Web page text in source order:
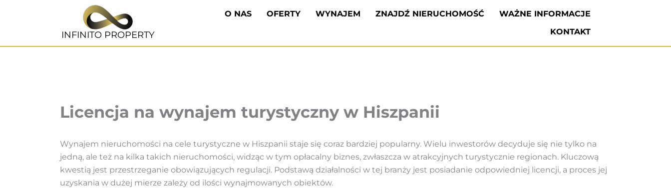
INFINITO PROPERTY
O NAS OFERTY WYNAJEM ZNAJDŹ NIERUCHOMOŚĆ
WAŻNE INFORMACJE
KONTAKT
Licencja na wynajem turystyczny w Hiszpanii
Wynajem nieruchomości na cele turystyczne w Hiszpanii staje się coraz bardziej popularny. Wielu inwestorów decyduje się nie tylko na
jedną, ale też na kilka takich nieruchomości, widząc w tym opłacalny biznes, zwłaszcza w atrakcyjnych turystycznie regionach. Kluczową
kwestią jest przestrzeganie obowiązujących regulacji. Podstawą działalności w tej branży jest posiadanie odpowiedniej licencji, a proces jej
uzyskania w dużej mierze zależy od ilości wynajmowanych obiektów.